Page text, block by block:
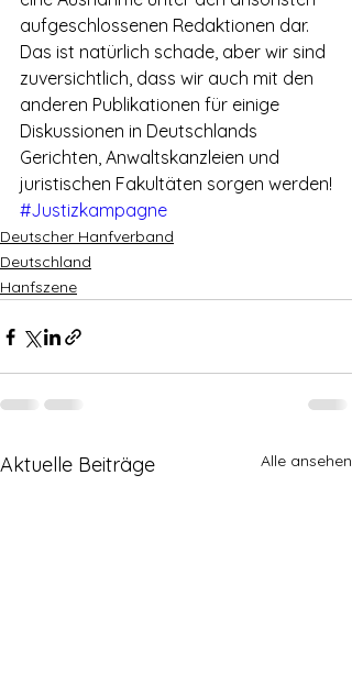
aufgeschlossenen Redaktionen dar.
Das ist natürlich schade, aber wir sind
zuversichtlich, dass wir auch mit den
anderen Publikationen für einige
Diskussionen in Deutschlands
Gerichten, Anwaltskanzleien und
juristischen Fakultäten sorgen werden!
#Justizkampagne
Deutscher Hanfverband
Deutschland
Hanfszene
Aktuelle Beiträge Alle ansehen